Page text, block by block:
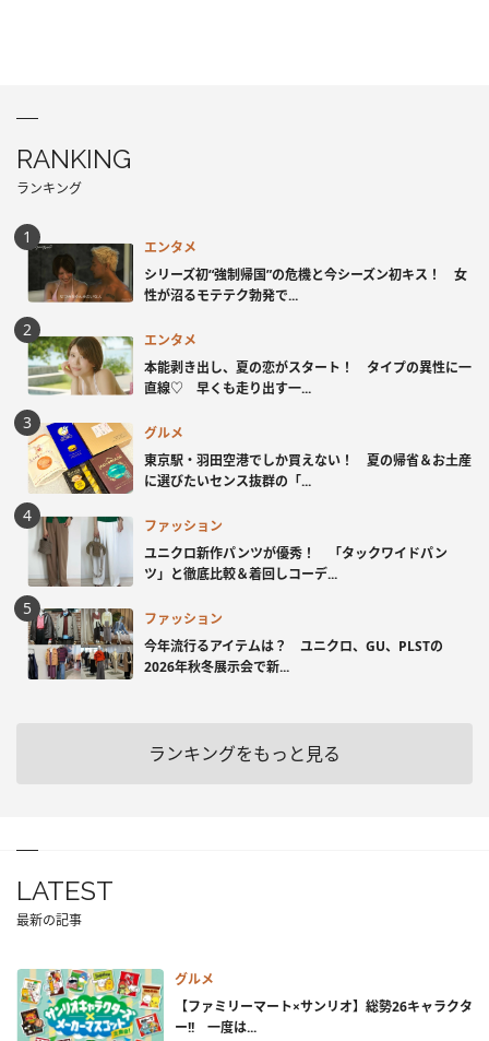
RANKING
ランキング
エンタメ
シリーズ初“強制帰国”の危機と今シーズン初キス！ 女
性が沼るモテテク勃発で...
エンタメ
本能剥き出し、夏の恋がスタート！ タイプの異性に一
直線♡ 早くも走り出す一...
グルメ
東京駅・羽田空港でしか買えない！ 夏の帰省＆お土産
に選びたいセンス抜群の「...
ファッション
ユニクロ新作パンツが優秀！ 「タックワイドパン
ツ」と徹底比較＆着回しコーデ...
ファッション
今年流行るアイテムは？ ユニクロ、GU、PLSTの
2026年秋冬展示会で新...
ランキングをもっと見る
LATEST
最新の記事
グルメ
【ファミリーマート×サンリオ】総勢26キャラクタ
ー!! 一度は...